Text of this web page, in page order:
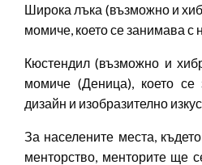
Широка лъка (възможно и
момиче, което се занимава с
Кюстендил (възможно и
момиче (Деница), което се
дизайн и изобразително
За населените места,
менторство, менторите ще